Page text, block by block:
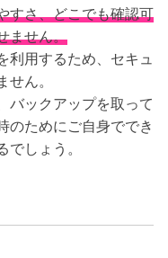
すさ、どこでも確認可
ません。
利用するため、セキュ
ん。
バックアップを取って
のためにご自身ででき
しょう。